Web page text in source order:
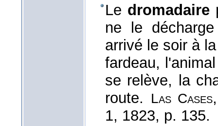
Le dromadaire
ne le
arrivé le soir à
fardeau,
se relève, la
route.
Las Cases
1, 1823, p. 135.